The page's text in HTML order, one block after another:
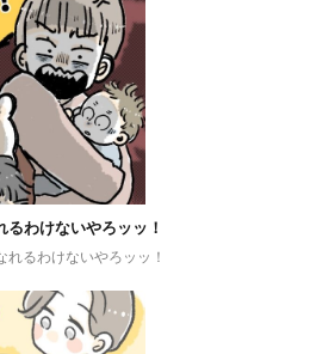
わけないやろッッ！
れるわけないやろッッ！